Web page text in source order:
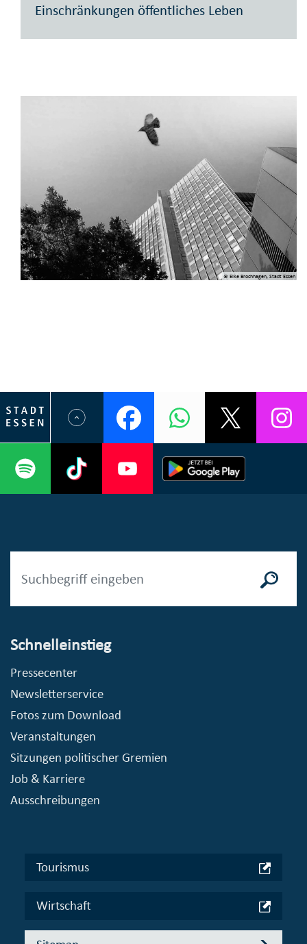
Einschränkungen öffentliches Leben
© Elke Brochhagen, Stadt Essen
Schnelleinstieg
Pressecenter
Newsletterservice
Fotos zum Download
Veranstaltungen
Sitzungen politischer Gremien
Job & Karriere
Ausschreibungen
Tourismus
Wirtschaft